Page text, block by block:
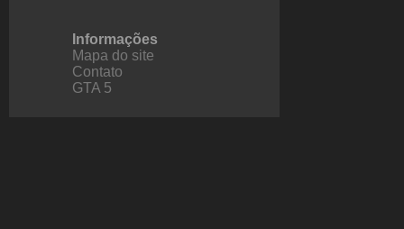
Informações
Mapa do site
Contato
GTA 5